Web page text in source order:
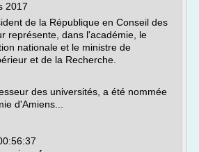
2017
de la République en Conseil des
représente, dans l'académie, le
nationale et le ministre de
et de la Recherche.
des universités, a été nommée
d'Amiens...